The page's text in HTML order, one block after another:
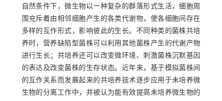
自然条件下，微生物以一种复杂的群落形式生活，细胞周
围充斥着由相邻细胞产生的各类代谢物，使各细胞间存在
多样的互作形式，影响彼此的生长。不同种类的菌株共培
养时，营养缺陷型菌株可以利用其他菌株产生的代谢产物
进行生长；共培养还可以改变微环境、刺激菌株沉默基因
的表达及改变菌株的生存状态。近年来，基于模拟菌株间
的互作关系而发展起来的共培养技术逐步应用于未培养微
生物的分离工作中，并被认为能有效提高未培养微生物的